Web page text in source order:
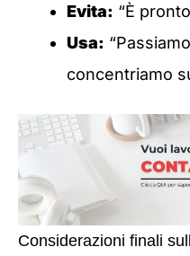
Evita: “È
Usa:
concentriamo
Considerazioni finali